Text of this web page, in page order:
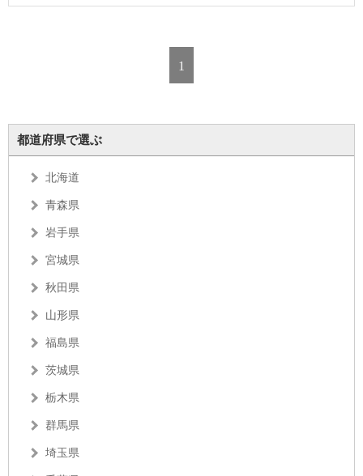
1
都道府県で選ぶ
北海道
青森県
岩手県
宮城県
秋田県
山形県
福島県
茨城県
栃木県
群馬県
埼玉県